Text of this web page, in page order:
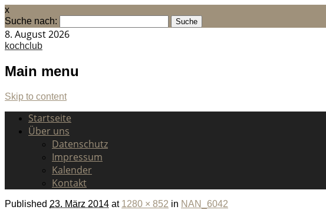
x
Suche nach:
8. August 2026
kochclub
Main menu
Skip to content
Startseite
Über uns
Datenschutz
Impressum
Kalender
Kontakt
Published 23. März 2014 at 1280 × 852 in NAN_6042